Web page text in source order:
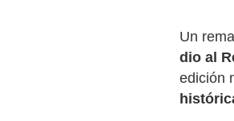
Un
dio al
edición